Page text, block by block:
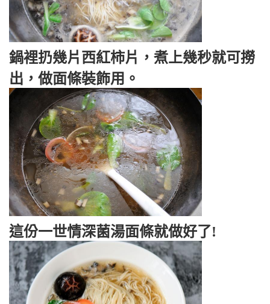
鍋裡扔幾片西紅柿片，煮上幾秒就可撈
出，做面條裝飾用。
這份一世情深菌湯面條就做好了!